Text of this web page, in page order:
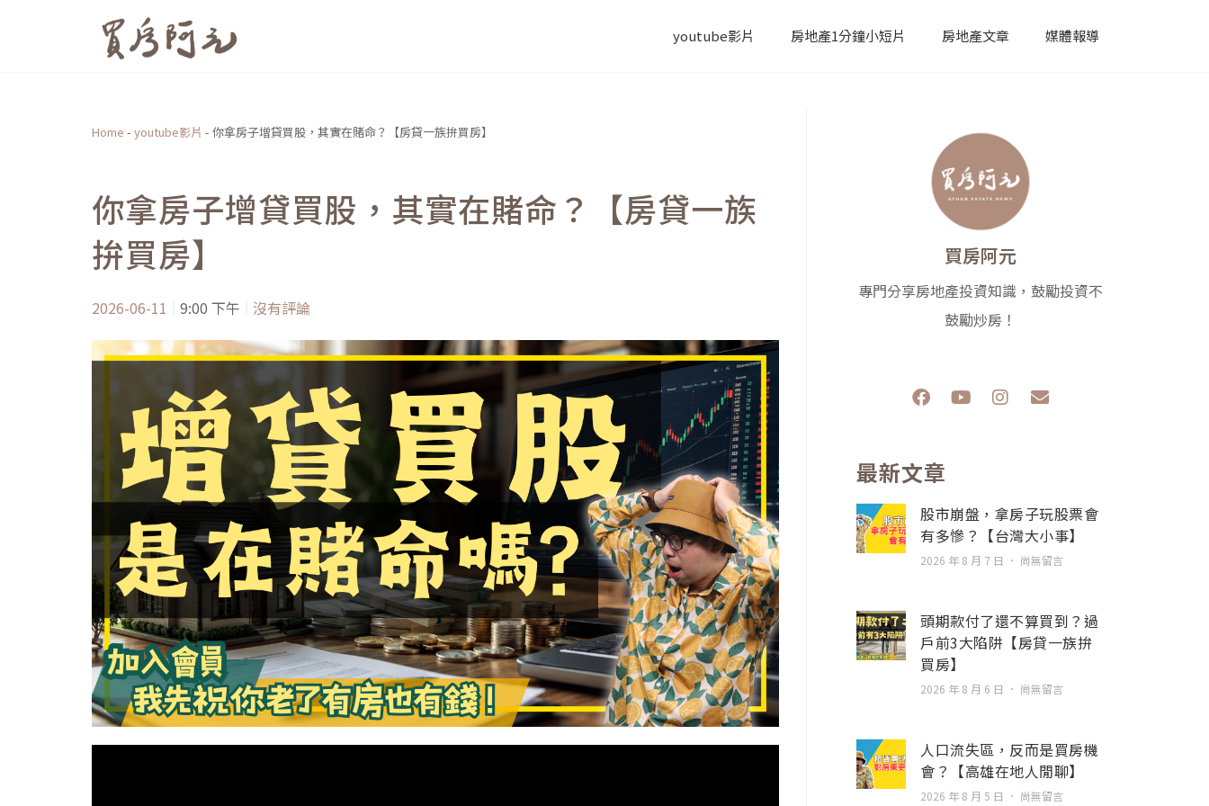
youtube影片 房地產1分鐘小短片 房地產文章 媒體報導
Home - youtube影片 - 你拿房子增貸買股，其實在賭命？【房貸一族拚買房】
你拿房子增貸買股，其實在賭命？【房貸一族
拚買房】
2026-06-11 9:00 下午 沒有評論
買房阿元
專門分享房地產投資知識，鼓勵投資不
鼓勵炒房！
F
a
b
o
o
k
Y
o
e
I
n
r
a
m
E
n
p
e
最新文章
股市崩盤，拿房子玩股票會
有多慘？【台灣大小事】
2026 年 8 月 7 日 尚無留言
頭期款付了還不算買到？過
戶前3大陷阱【房貸一族拚
買房】
2026 年 8 月 6 日 尚無留言
人口流失區，反而是買房機
會？【高雄在地人閒聊】
2026 年 8 月 5 日 尚無留言